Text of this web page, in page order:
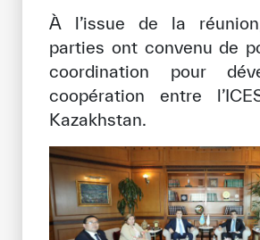
À l’issue de la
parties ont convenu de
coordination pour
coopération entre
Kazakhstan.